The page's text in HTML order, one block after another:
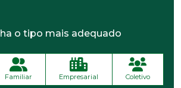
o tipo mais adequado
Familiar Empresarial Coletivo